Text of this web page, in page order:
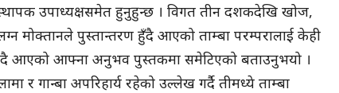
उपाध्यक्षसमेत हुनुहुन्छ । विगत तीन दशकदेखि खोज,
मोक्तानले पुस्तान्तरण हुँदै आएको ताम्बा परम्परालाई केही
आएको आफ्ना अनुभव पुस्तकमा समेटिएको बताउनुभयो ।
र गान्बा अपरिहार्य रहेको उल्लेख गर्दै तीमध्ये ताम्बा